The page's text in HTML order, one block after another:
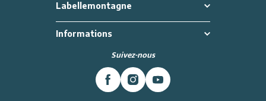
Labellemontagne
Informations
Suivez-nous